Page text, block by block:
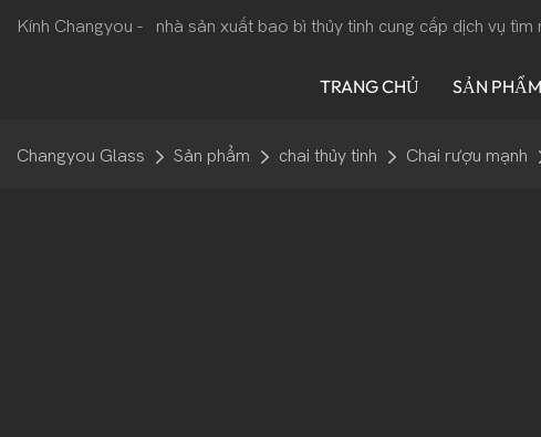
Kính Changyou - nhà sản xuất bao bì thủy tinh cung cấp dịch vụ
TRANG CHỦ SẢN PHẨM
Changyou Glass Sản phẩm chai thủy tinh Chai rượu mạnh